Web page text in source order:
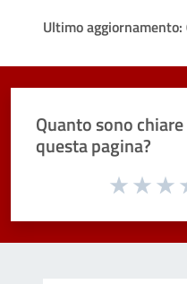
Ultimo aggiornamento:
Quanto sono
questa pagina?
Valuta da 1 a 5 stelle la